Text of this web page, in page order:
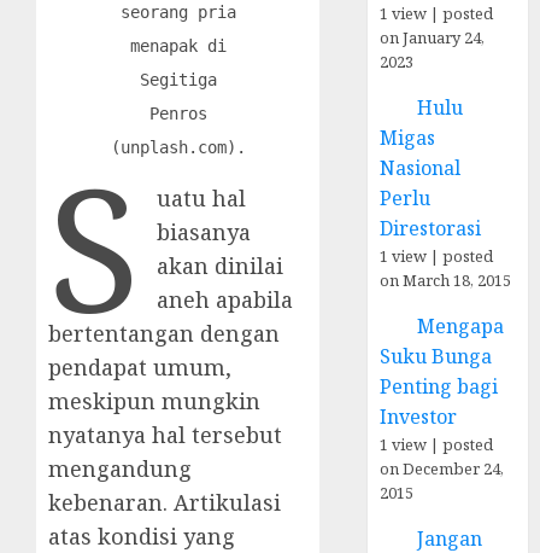
seorang pria
menapak di
Segitiga
Penros
(unplash.com).
S
uatu hal
biasanya
akan dinilai
aneh apabila
bertentangan dengan
pendapat umum,
meskipun mungkin
nyatanya hal tersebut
mengandung
kebenaran. Artikulasi
atas kondisi yang
1 view |posted
on January 24,
2023
Hulu
Migas
Nasional
Perlu
Direstorasi
1 view |posted
on March 18, 2015
Mengapa
Suku Bunga
Penting bagi
Investor
1 view |posted
on December 24,
2015
Jangan